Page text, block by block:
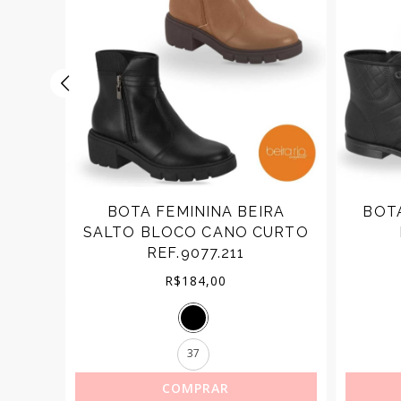
BOTA FEMININA BEIRA
SALTO BLOCO CANO CURTO
REF.9077.211
R$184,00
37
COMPRAR